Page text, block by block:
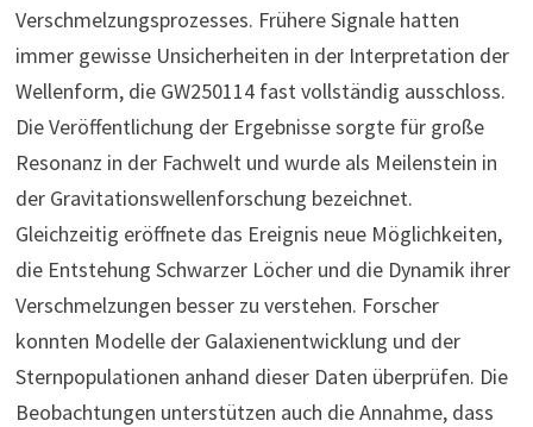
Verschmelzungsprozesses. Frühere Signale hatten
immer gewisse Unsicherheiten in der Interpretation der
Wellenform, die GW250114 fast vollständig ausschloss.
Die Veröffentlichung der Ergebnisse sorgte für große
Resonanz in der Fachwelt und wurde als Meilenstein in
der Gravitationswellenforschung bezeichnet.
Gleichzeitig eröffnete das Ereignis neue Möglichkeiten,
die Entstehung Schwarzer Löcher und die Dynamik ihrer
Verschmelzungen besser zu verstehen. Forscher
konnten Modelle der Galaxienentwicklung und der
Sternpopulationen anhand dieser Daten überprüfen. Die
Beobachtungen unterstützen auch die Annahme, dass